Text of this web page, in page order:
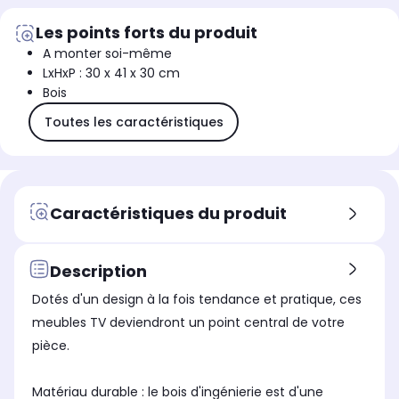
Les points forts du produit
A monter soi-même
LxHxP : 30 x 41 x 30 cm
Bois
Toutes les caractéristiques
Caractéristiques du produit
Description
Dotés d'un design à la fois tendance et pratique, ces
meubles TV deviendront un point central de votre
pièce.
Matériau durable : le bois d'ingénierie est d'une